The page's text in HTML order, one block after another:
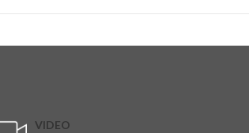
VIDEO